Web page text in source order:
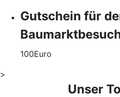
Gutschein für
100Euro
>
Unser